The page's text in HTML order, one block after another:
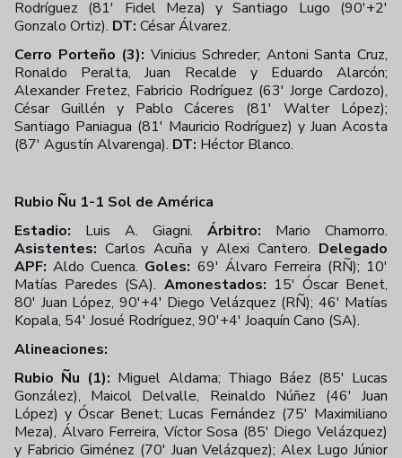
Rodríguez (81' Fidel Meza) y Santiago Lugo (90'+2'
Gonzalo Ortiz). DT: César Álvarez.
Cerro Porteño (3): Vinicius Schreder; Antoni Santa Cruz,
Ronaldo Peralta, Juan Recalde y Eduardo Alarcón;
Alexander Fretez, Fabricio Rodríguez (63' Jorge Cardozo),
César Guillén y Pablo Cáceres (81' Walter López);
Santiago Paniagua (81' Mauricio Rodríguez) y Juan Acosta
(87' Agustín Alvarenga). DT: Héctor Blanco.
Rubio Ñu 1-1 Sol de América
Estadio: Luis A. Giagni. Árbitro: Mario Chamorro.
Asistentes: Carlos Acuña y Alexi Cantero. Delegado
APF: Aldo Cuenca. Goles: 69' Álvaro Ferreira (RÑ); 10'
Matías Paredes (SA). Amonestados: 15' Óscar Benet,
80' Juan López, 90'+4' Diego Velázquez (RÑ); 46' Matías
Kopala, 54' Josué Rodríguez, 90'+4' Joaquín Cano (SA).
Alineaciones:
Rubio Ñu (1): Miguel Aldama; Thiago Báez (85' Lucas
González), Maicol Delvalle, Reinaldo Núñez (46' Juan
López) y Óscar Benet; Lucas Fernández (75' Maximiliano
Meza), Álvaro Ferreira, Víctor Sosa (85' Diego Velázquez)
y Fabricio Giménez (70' Juan Velázquez); Alex Lugo Júnior